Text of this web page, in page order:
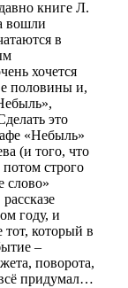
книге Л.
вошли
в
хочется
половины и,
это
«Небыль»
(и того, что
строго
слово»
году, и
который в
–
поворота,
придумал…